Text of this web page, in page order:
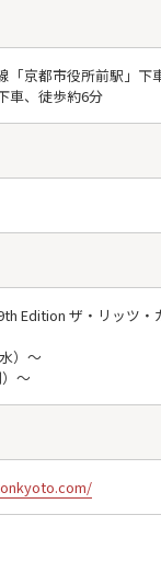
「京都市役所前駅」下
車、徒歩約6分
Edition ザ・リッツ・
）～
～